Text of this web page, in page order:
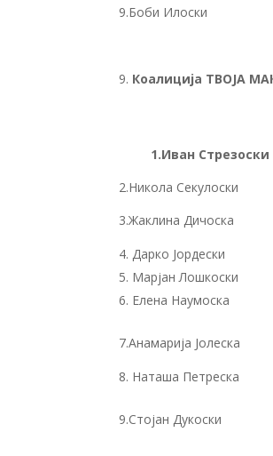
9.Боби Илоски
Коалиција ТВОЈА
1.Иван Стрезоски
2.Никола Секулоски
3.Жаклина Дичоска
Дарко Јордески
Марјан Лошкоски
Елена Наумоска
7.Анамарија Јолеска
Наташа Петреска
9.Стојан Дукоски